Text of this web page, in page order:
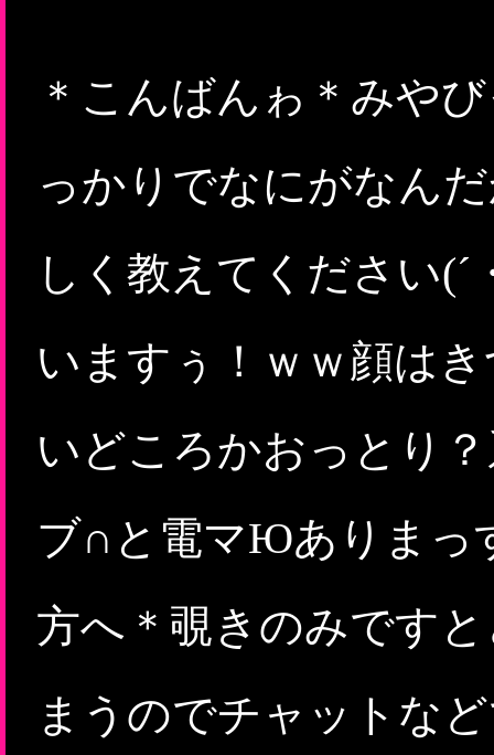
＊こんばんゎ＊みや
っかりでなにがなん
しく教えてください
いますぅ！ｗｗ顔は
いどころかおっとり
ブ∩と電マЮありまっ
方へ＊覗きのみです
まうのでチャットな